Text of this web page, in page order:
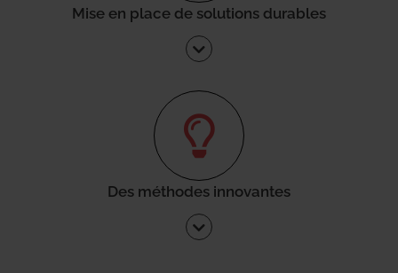
Mise en place de solutions durables
Des méthodes innovantes